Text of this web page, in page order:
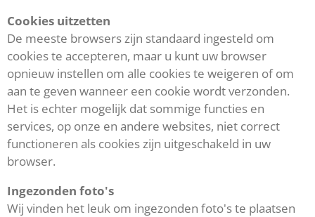
Cookies uitzetten
De meeste browsers zijn standaard ingesteld om
cookies te accepteren, maar u kunt uw browser
opnieuw instellen om alle cookies te weigeren of om
aan te geven wanneer een cookie wordt verzonden.
Het is echter mogelijk dat sommige functies en
services, op onze en andere websites, niet correct
functioneren als cookies zijn uitgeschakeld in uw
browser.
Ingezonden foto's
Wij vinden het leuk om ingezonden foto's te plaatsen